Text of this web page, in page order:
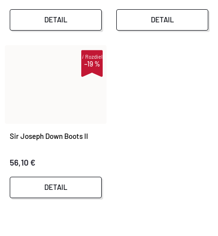
DETAIL DETAIL
–19 %
iRozdiel
Sir Joseph Down Boots II
56,10 €
DETAIL